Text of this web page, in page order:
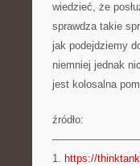
wiedzieć, że
sprawdza takie
jak podejdziemy
niemniej jednak
jest kolosalna
źródło:
1. https://